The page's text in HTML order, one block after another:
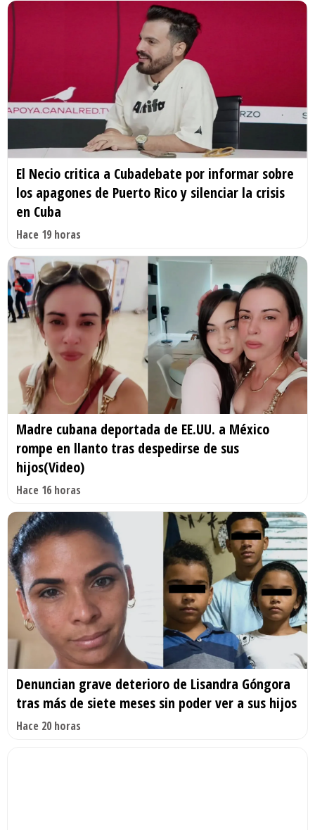
El Necio critica a Cubadebate por informar sobre
los apagones de Puerto Rico y silenciar la crisis
en Cuba
Hace 19 horas
Madre cubana deportada de EE.UU. a México
rompe en llanto tras despedirse de sus
hijos(Video)
Hace 16 horas
Denuncian grave deterioro de Lisandra Góngora
tras más de siete meses sin poder ver a sus hijos
Hace 20 horas